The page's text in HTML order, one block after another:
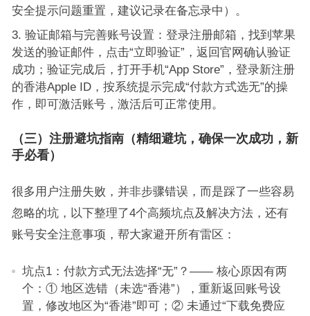
安全提示问题重置，建议记录在备忘录中）。
验证邮箱与完善账号设置：登录注册邮箱，找到苹果
发送的验证邮件，点击“立即验证”，返回官网确认验证
成功；验证完成后，打开手机“App Store”，登录新注册
的香港Apple ID，按系统提示完成“付款方式选无”的操
作，即可激活账号，激活后可正常使用。
（三）注册避坑指南（精细避坑，确保一次成功，新
手必看）
很多用户注册失败，并非步骤错误，而是踩了一些容易
忽略的坑，以下整理了4个高频坑点及解决方法，还有
账号安全注意事项，帮大家避开所有雷区：
坑点1：付款方式无法选择“无”？—— 核心原因有两
个：① 地区选错（未选“香港”），重新返回账号设
置，修改地区为“香港”即可；② 未通过“下载免费应